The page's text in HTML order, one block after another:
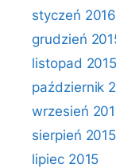
styczeń 2016
grudzień
listopad 2015
październik
wrzesień
sierpień 2015
lipiec 2015